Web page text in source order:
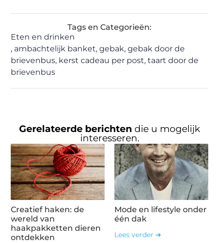
Tags en Categorieën:
Eten en drinken
, ambachtelijk banket,gebak,gebak door de
brievenbus, kerst cadeau per post,taart door de
brievenbus
Gerelateerde berichten die u mogelijk
interesseren.
Creatief haken: de
wereld van
haakpakketten dieren
ontdekken
Mode en lifestyle onder
één dak
Lees verder ➜